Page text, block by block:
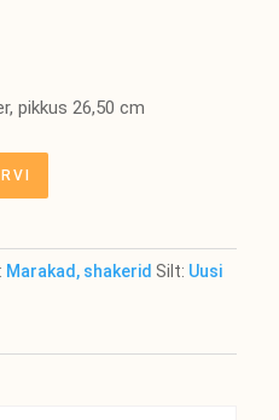
pikkus 26,50 cm
Marakad, shakerid Silt: Uusi